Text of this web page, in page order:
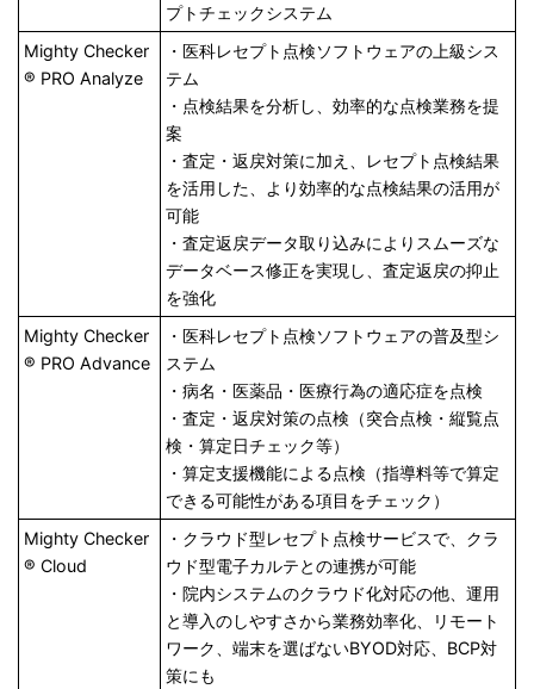
プトチェックシステム
Mighty Checker
® PRO Analyze
・医科レセプト点検ソフトウェアの上級シス
テム
・点検結果を分析し、効率的な点検業務を提
案
・査定・返戻対策に加え、レセプト点検結果
を活用した、より効率的な点検結果の活用が
可能
・査定返戻データ取り込みによりスムーズな
データベース修正を実現し、査定返戻の抑止
を強化
Mighty Checker
® PRO Advance
・医科レセプト点検ソフトウェアの普及型シ
ステム
・病名・医薬品・医療行為の適応症を点検
・査定・返戻対策の点検（突合点検・縦覧点
検・算定日チェック等）
・算定支援機能による点検（指導料等で算定
できる可能性がある項目をチェック）
Mighty Checker
® Cloud
・クラウド型レセプト点検サービスで、クラ
ウド型電子カルテとの連携が可能
・院内システムのクラウド化対応の他、運用
と導入のしやすさから業務効率化、リモート
ワーク、端末を選ばないBYOD対応、BCP対
策にも